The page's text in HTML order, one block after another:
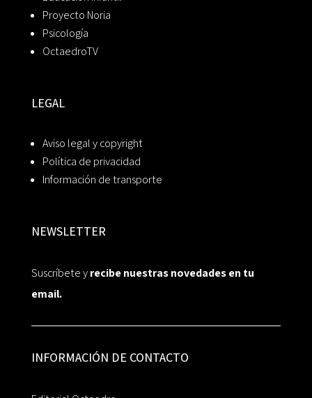
Proyecto Noria
Psicología
OctaedroTV
LEGAL
Aviso legal y copyright
Política de privacidad
Información de transporte
NEWSLETTER
Suscríbete yrecibe nuestras novedades en tu
email.
INFORMACIÓN DE CONTACTO